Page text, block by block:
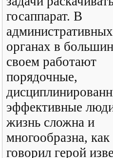
госаппарат. В
административных
органах в
своем работают
порядочные,
эффективные
жизнь сложна и
многообразна, как
говорил герой